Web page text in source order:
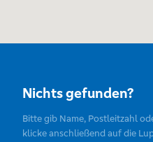
Nichts gefunden?
Bitte gib Name, Postleitzahl
klicke anschließend auf die